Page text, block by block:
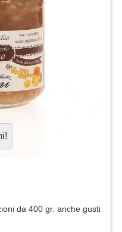
da 400 gr. anche gusti